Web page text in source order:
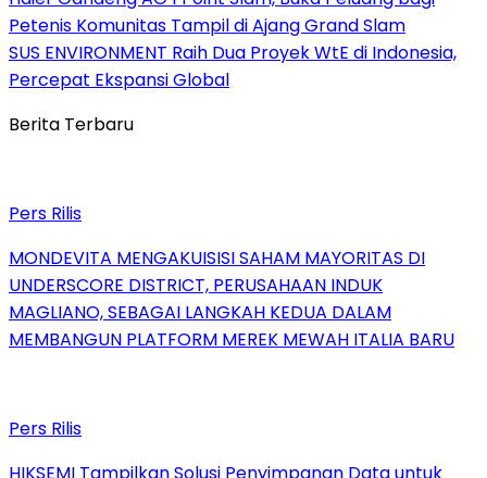
Petenis Komunitas Tampil di Ajang Grand Slam
SUS ENVIRONMENT Raih Dua Proyek WtE di Indonesia,
Percepat Ekspansi Global
Berita Terbaru
Pers Rilis
MONDEVITA MENGAKUISISI SAHAM MAYORITAS DI
UNDERSCORE DISTRICT, PERUSAHAAN INDUK
MAGLIANO, SEBAGAI LANGKAH KEDUA DALAM
MEMBANGUN PLATFORM MEREK MEWAH ITALIA BARU
Pers Rilis
HIKSEMI Tampilkan Solusi Penyimpanan Data untuk